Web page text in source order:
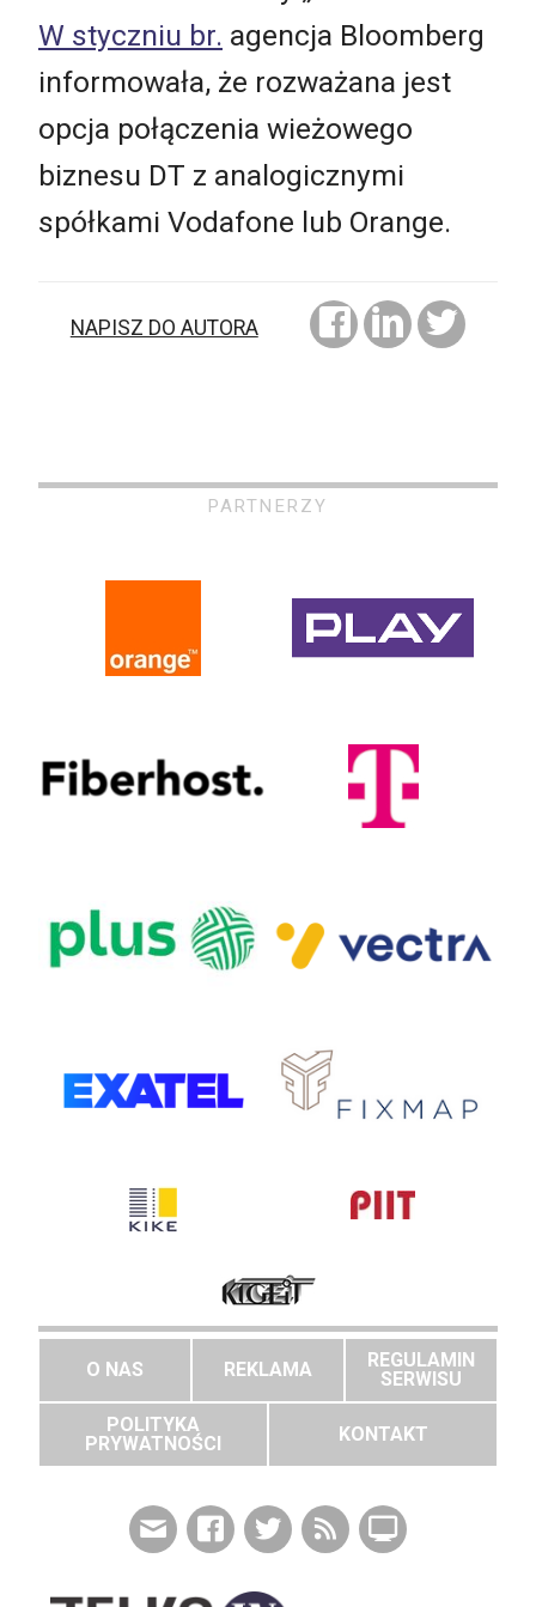
W styczniu br. agencja Bloomberg
informowała, że rozważana jest
opcja połączenia wieżowego
biznesu DT z analogicznymi
spółkami Vodafone lub Orange.
NAPISZ DO AUTORA
PARTNERZY
O NAS REKLAMA
REGULAMIN
SERWISU
POLITYKA
PRYWATNOŚCI
KONTAKT